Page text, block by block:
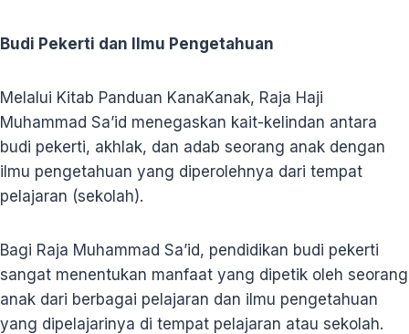
Budi Pekerti dan Ilmu Pengetahuan
Melalui Kitab Panduan KanaKanak, Raja Haji
Muhammad Sa’id menegaskan kait-kelindan antara
budi pekerti, akhlak, dan adab seorang anak dengan
ilmu pengetahuan yang diperolehnya dari tempat
pelajaran (sekolah).
Bagi Raja Muhammad Sa’id, pendidikan budi pekerti
sangat menentukan manfaat yang dipetik oleh seorang
anak dari berbagai pelajaran dan ilmu pengetahuan
yang dipelajarinya di tempat pelajaran atau sekolah.